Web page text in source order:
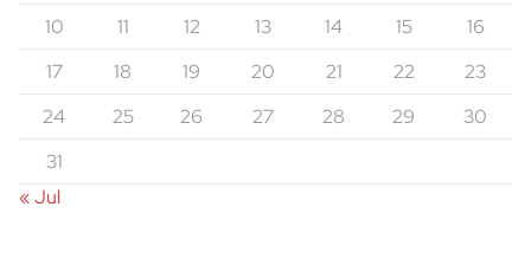
10
11 12 13 14 15
16
17
18 19 20 21 22
23
24
25 26 27 28 29
30
31
« Jul